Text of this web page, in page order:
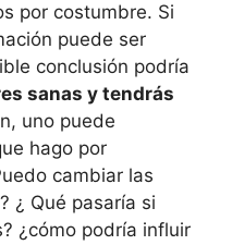
por costumbre. Si
puede ser
conclusión podría
sanas y tendrás
uno puede
hago por
cambiar las
¿ Qué pasaría si
¿cómo podría influir